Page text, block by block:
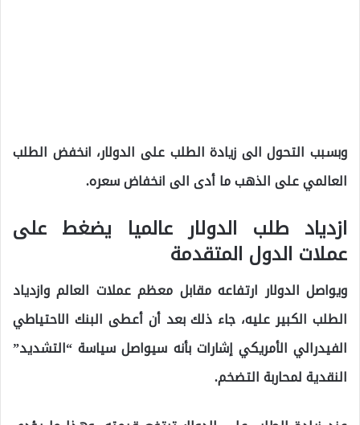
وبسبب التحول الى زيادة الطلب على الدولار، انخفض الطلب
العالمي على الذهب ما أدى الى انخفاض سعره.
ازدياد طلب الدولار عالميا يضغط على
عملات الدول المتقدمة
ويواصل الدولار ارتفاعه مقابل معظم عملات العالم وازدياد
الطلب الكبير عليه، جاء ذلك بعد أن أعطى البنك الاحتياطي
الفيدرالي الأمريكي إشارات بأنه سيواصل سياسة “التشديد”
النقدية لمحاربة التضخم.